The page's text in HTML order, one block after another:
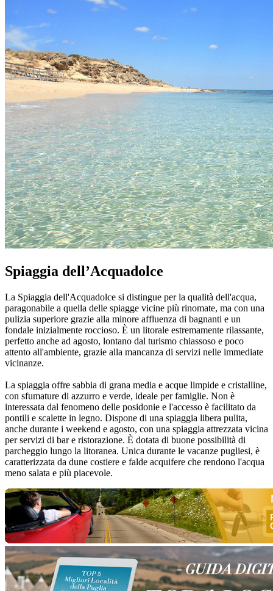
Spiaggia dell’Acquadolce
La Spiaggia dell'Acquadolce si distingue per la qualità dell'acqua,
paragonabile a quella delle spiagge vicine più rinomate, ma con una
pulizia superiore grazie alla minore affluenza di bagnanti e un
fondale inizialmente roccioso. È un litorale estremamente rilassante,
perfetto anche ad agosto, lontano dal turismo chiassoso e poco
attento all'ambiente, grazie alla mancanza di servizi nelle immediate
vicinanze.
La spiaggia offre sabbia di grana media e acque limpide e cristalline,
con sfumature di azzurro e verde, ideale per famiglie. Non è
interessata dal fenomeno delle posidonie e l'accesso è facilitato da
pontili e scalette in legno. Dispone di una spiaggia libera pulita,
anche durante i weekend e agosto, con una spiaggia attrezzata vicina
per servizi di bar e ristorazione. È dotata di buone possibilità di
parcheggio lungo la litoranea. Unica durante le vacanze pugliesi, è
caratterizzata da dune costiere e falde acquifere che rendono l'acqua
meno salata e più piacevole.